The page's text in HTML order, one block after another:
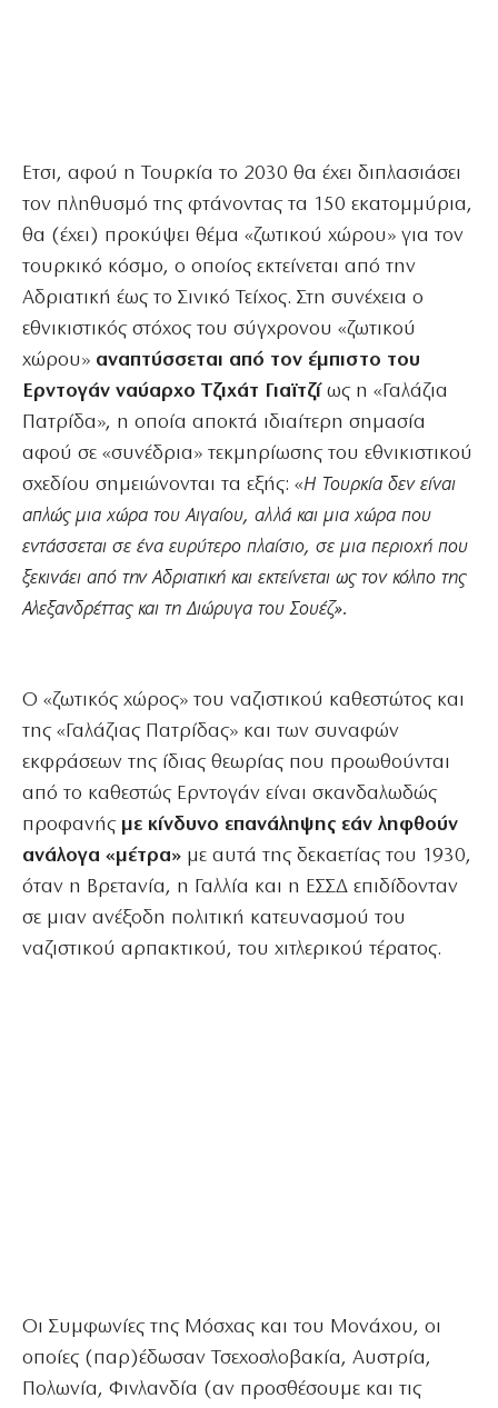
Ετσι, αφού η Τουρκία το 2030 θα έχει διπλασιάσει
τον πληθυσμό της φτάνοντας τα 150 εκατομμύρια,
θα (έχει) προκύψει θέμα «ζωτικού χώρου» για τον
τουρκικό κόσμο, ο οποίος εκτείνεται από την
Αδριατική έως το Σινικό Τείχος. Στη συνέχεια ο
εθνικιστικός στόχος του σύγχρονου «ζωτικού
χώρου» αναπτύσσεται από τον έμπιστο του
Ερντογάν ναύαρχο Τζιχάτ Γιαϊτζίως η «Γαλάζια
Πατρίδα», η οποία αποκτά ιδιαίτερη σημασία
αφού σε «συνέδρια» τεκμηρίωσης του εθνικιστικού
σχεδίου σημειώνονται τα εξής: «Η Τουρκία δεν είναι
απλώς μια χώρα του Αιγαίου, αλλά και μια χώρα που
εντάσσεται σε ένα ευρύτερο πλαίσιο, σε μια περιοχή που
ξεκινάει από την Αδριατική και εκτείνεται ως τον κόλπο της
Αλεξανδρέττας και τη Διώρυγα του Σουέζ».
Ο «ζωτικός χώρος» του ναζιστικού καθεστώτος και
της «Γαλάζιας Πατρίδας» και των συναφών
εκφράσεων της ίδιας θεωρίας που προωθούνται
από το καθεστώς Ερντογάν είναι σκανδαλωδώς
προφανής με κίνδυνο επανάληψης εάν ληφθούν
ανάλογα «μέτρα» με αυτά της δεκαετίας του 1930,
όταν η Βρετανία, η Γαλλία και η ΕΣΣΔ επιδίδονταν
σε μιαν ανέξοδη πολιτική κατευνασμού του
ναζιστικού αρπακτικού, του χιτλερικού τέρατος.
Οι Συμφωνίες της Μόσχας και του Μονάχου, οι
οποίες (παρ)έδωσαν Τσεχοσλοβακία, Αυστρία,
Πολωνία, Φινλανδία (αν προσθέσουμε και τις